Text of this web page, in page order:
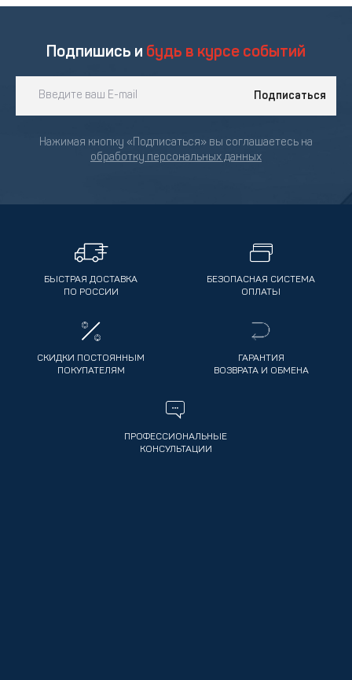
Подпишись и будь в курсе событий
Подписаться
Нажимая кнопку «Подписаться» вы соглашаетесь на
обработку персональных данных
БЫСТРАЯ ДОСТАВКА
ПО РОССИИ
БЕЗОПАСНАЯ СИСТЕМА
ОПЛАТЫ
СКИДКИ ПОСТОЯННЫМ
ПОКУПАТЕЛЯМ
ГАРАНТИЯ
ВОЗВРАТА И ОБМЕНА
ПРОФЕССИОНАЛЬНЫЕ
КОНСУЛЬТАЦИИ